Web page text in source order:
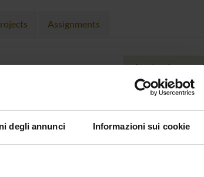
degli annunci Informazioni sui cookie
Assignments
Academic year
THIS